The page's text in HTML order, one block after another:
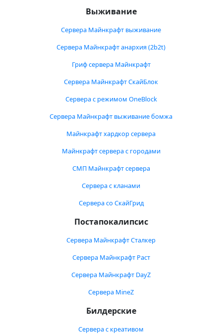
Выживание
Сервера Майнкрафт выживание
Сервера Майнкрафт анархия (2b2t)
Гриф сервера Майнкрафт
Сервера Майнкрафт СкайБлок
Сервера с режимом OneBlock
Сервера Майнкрафт выживание бомжа
Майнкрафт хардкор сервера
Майнкрафт сервера с городами
СМП Майнкрафт сервера
Сервера с кланами
Сервера со СкайГрид
Постапокалипсис
Сервера Майнкрафт Сталкер
Сервера Майнкрафт Раст
Сервера Майнкрафт DayZ
Сервера MineZ
Билдерские
Сервера с креативом